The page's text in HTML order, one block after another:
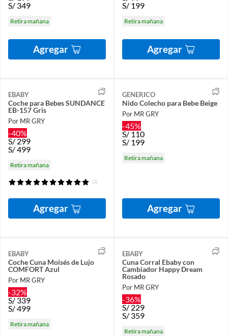
S/ 349
Retira mañana
Agregar
S/ 199
Retira mañana
Agregar
EBABY
Coche para Bebes SUNDANCE
EB-157 Gris
Por MR GRY
-40%
S/299
S/499
Retira mañana
(2)
Agregar
GENERICO
Nido Colecho para Bebe Beige
Por MR GRY
-45%
S/110
S/ 199
Retira mañana
Agregar
EBABY
Coche Cuna Moisés de Lujo
COMFORT Azul
Por MR GRY
-32%
S/ 339
S/499
Retira mañana
EBABY
Cuna Corral Ebaby con
Cambiador Happy Dream
Rosado
Por MR GRY
-36%
S/ 229
S/ 359
Retira mañana